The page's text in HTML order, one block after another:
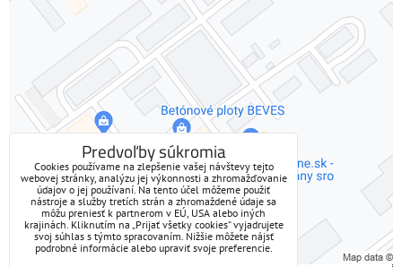
Externý obsah je blokovaný Voľbami súkromia
Prajete si načítať externý obsah?
Povoliť tentokrát
Povoliť a zapamätať - súhlas s druhom cookie: Funkčné
Otvoriť obsah v novom okne
Predvoľby súkromia
Cookies používame na zlepšenie vašej návštevy tejto
webovej stránky, analýzu jej výkonnosti a zhromažďovanie
údajov o jej používaní. Na tento účel môžeme použiť
nástroje a služby tretích strán a zhromaždené údaje sa
môžu preniesť k partnerom v EÚ, USA alebo iných
krajinách. Kliknutím na „Prijať všetky cookies“ vyjadrujete
svoj súhlas s týmto spracovaním. Nižšie môžete nájsť
podrobné informácie alebo upraviť svoje preferencie.